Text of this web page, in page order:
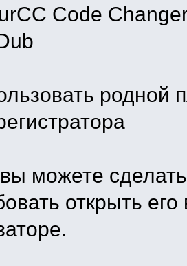
Code
родной
можете
открыть